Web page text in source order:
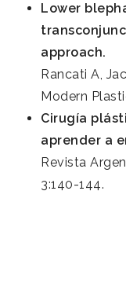
Lower
approach.
Rancati A,
Modern
Cirugía
aprender a
Revista
3:140-144.